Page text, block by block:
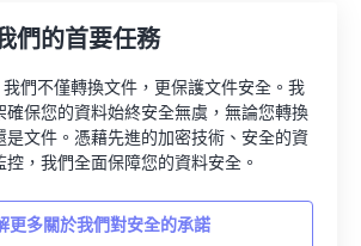
們的首要任務
們不僅轉換文件，更保護文件安全。我
確保您的資料始終安全無虞，無論您轉換
是文件。憑藉先進的加密技術、安全的資
，我們全面保障您的資料安全。
更多關於我們對安全的承諾